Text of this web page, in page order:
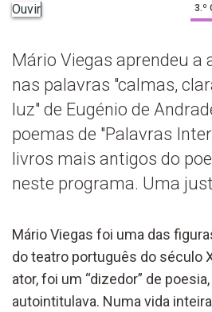
Ouvir 3.º
Mário Viegas aprendeu a
nas palavras "calmas,
luz" de Eugénio de
poemas de "Palavras
livros mais antigos do
neste programa. Uma
Mário Viegas foi uma das
do teatro português do século
ator, foi um “dizedor” de
autointitulava. Numa vida